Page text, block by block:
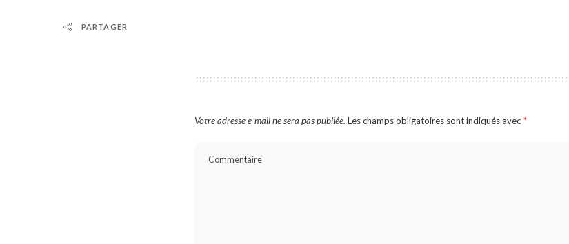
PARTAGER
Votre adresse e-mail ne sera pas publiée. Les champs obligatoires sont indiqués avec *